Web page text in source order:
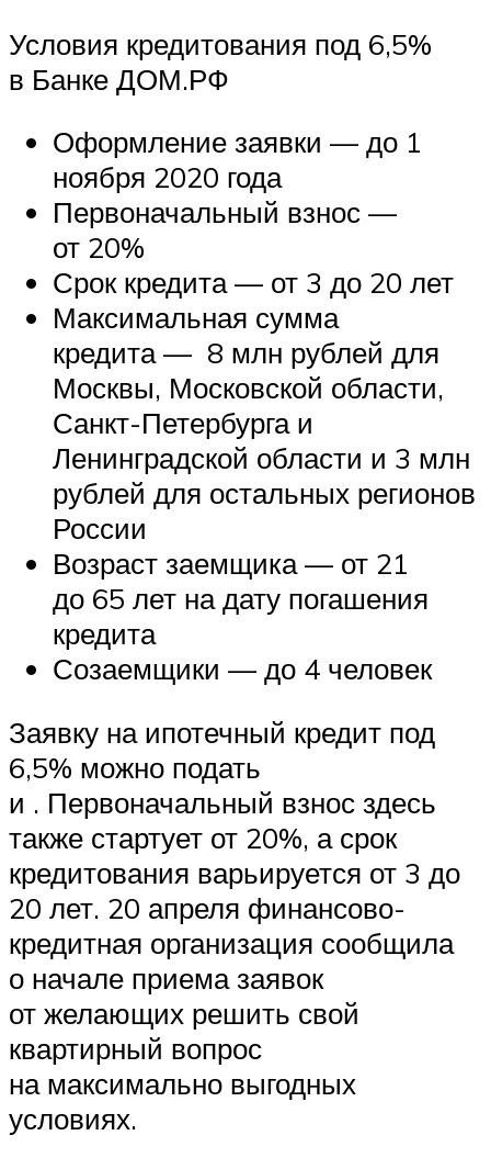
Условия кредитования под 6,5%
в Банке ДОМ.РФ
Оформление заявки — до 1
ноября 2020 года
Первоначальный взнос —
от 20%
Срок кредита — от 3 до 20 лет
Максимальная сумма
кредита — 8 млн рублей для
Москвы, Московской области,
Санкт-Петербурга и
Ленинградской области и 3 млн
рублей для остальных регионов
России
Возраст заемщика — от 21
до 65 лет на дату погашения
кредита
Созаемщики — до 4 человек
Заявку на ипотечный кредит под
6,5% можно подать
и . Первоначальный взнос здесь
также стартует от 20%, а срок
кредитования варьируется от 3 до
20 лет. 20 апреля финансово-
кредитная организация сообщила
о начале приема заявок
от желающих решить свой
квартирный вопрос
на максимально выгодных
условиях.